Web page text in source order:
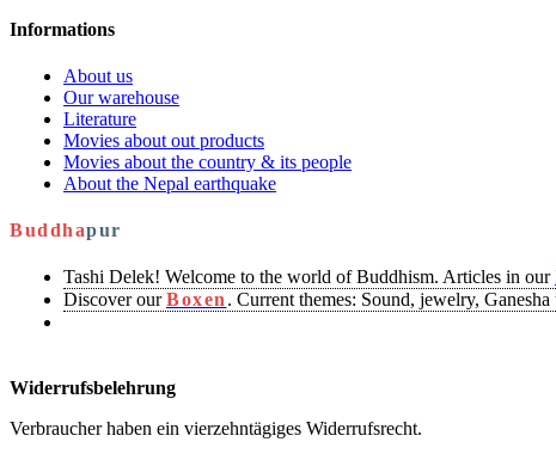
Informations
About us
Our warehouse
Literature
Movies about out products
Movies about the country & its people
About the Nepal earthquake
Buddhapur
Tashi Delek! Welcome to the world of Buddhism. Articles in our
Discover ourBoxen . Current themes: Sound, jewelry,
Widerrufsbelehrung
Verbraucher haben ein vierzehntägiges Widerrufsrecht.